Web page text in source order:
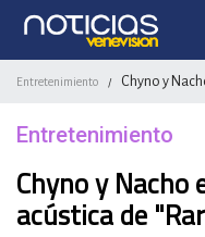
Entretenimiento / Chyno y
Entretenimiento
Chyno y Nacho
acústica de